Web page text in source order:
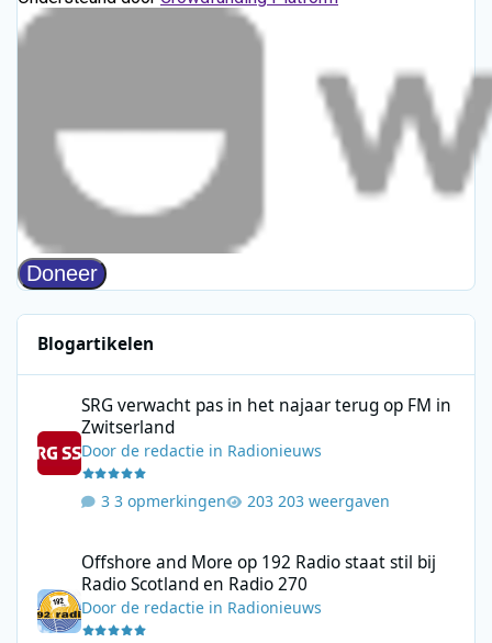
Blogartikelen
SRG verwacht pas in het najaar terug op FM in
Zwitserland
Doorde redactie in Radionieuws
3 opmerkingen 203 weergaven
Offshore and More op 192 Radio staat stil bij
Radio Scotland en Radio 270
Doorde redactie in Radionieuws